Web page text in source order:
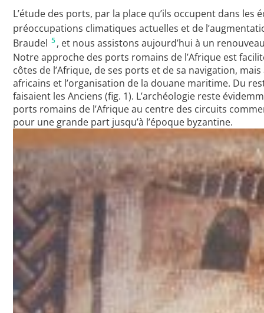
L’étude des ports, par la place qu’ils occupent dans
préoccupations climatiques actuelles et de
Braudel 5, et nous assistons aujourd’hui à un
Notre approche des ports romains de l’Afrique est
côtes de l’Afrique, de ses ports et de sa navigation,
africains et l’organisation de la douane maritime. Du
faisaient les Anciens (fig. 1). L’archéologie reste
ports romains de l’Afrique au centre des circuits
pour une grande part jusqu’à l’époque byzantine.